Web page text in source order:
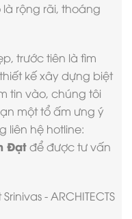
rộng rãi, thoáng
trước tiên là tìm
kế xây dựng biệt
tin vào, chúng tôi
một tổ ấm ưng ý
liên hệ hotline:
Đạtđể được tư vấn
- ARCHITECTS